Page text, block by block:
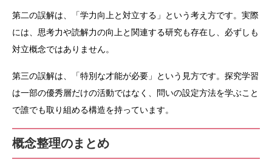
第二の誤解は、「学力向上と対立する」という考え方です。実際
には、思考力や読解力の向上と関連する研究も存在し、必ずしも
対立概念ではありません。
第三の誤解は、「特別な才能が必要」という見方です。探究学習
は一部の優秀層だけの活動ではなく、問いの設定方法を学ぶこと
で誰でも取り組める構造を持っています。
概念整理のまとめ